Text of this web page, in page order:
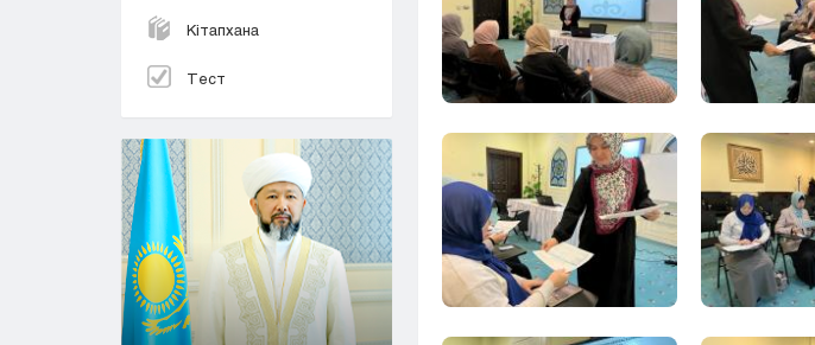
Кітапхана
Тест